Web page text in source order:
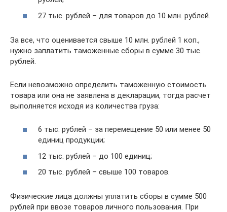
27 тыс. рублей – для товаров до 10 млн. рублей.
За все, что оценивается свыше 10 млн. рублей 1 коп.,
нужно заплатить таможенные сборы в сумме 30 тыс.
рублей.
Если невозможно определить таможенную стоимость
товара или она не заявлена в декларации, тогда расчет
выполняется исходя из количества груза:
6 тыс. рублей – за перемещение 50 или менее 50
единиц продукции;
12 тыс. рублей – до 100 единиц;
20 тыс. рублей – свыше 100 товаров.
Физические лица должны уплатить сборы в сумме 500
рублей при ввозе товаров личного пользования. При